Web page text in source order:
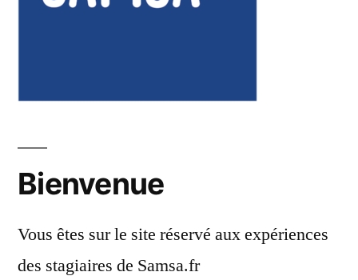
Bienvenue
Vous êtes sur le site réservé aux expériences
des stagiaires de Samsa.fr